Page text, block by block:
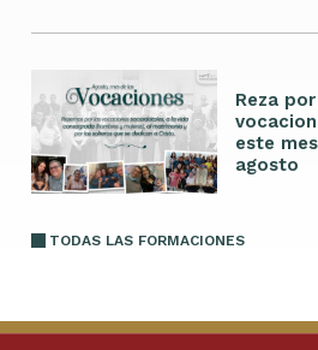
Reza
este
agosto
TODAS LAS FORMACIONES